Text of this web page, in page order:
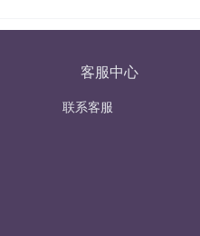
客服中心
联系客服